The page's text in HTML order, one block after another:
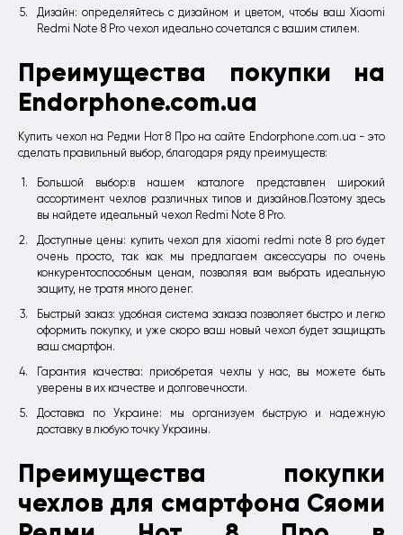
Дизайн: определяйтесь с дизайном и цветом, чтобы ваш Xiaomi
Redmi Note 8 Pro чехол идеально сочетался с вашим стилем.
Преимущества покупки на
Endorphone.com.ua
Купить чехол на Редми Нот 8 Про на сайте Endorphone.com.ua - это
сделать правильный выбор, благодаря ряду преимуществ:
Большой выбор:в нашем каталоге представлен широкий
ассортимент чехлов различных типов и дизайнов.Поэтому здесь
вы найдете идеальный чехол Redmi Note 8 Pro.
Доступные цены: купить чехол для xiaomi redmi note 8 pro будет
очень просто, так как мы предлагаем аксессуары по очень
конкурентоспособным ценам, позволяя вам выбрать идеальную
защиту, не тратя много денег.
Быстрый заказ: удобная система заказа позволяет быстро и легко
оформить покупку, и уже скоро ваш новый чехол будет защищать
ваш смартфон.
Гарантия качества: приобретая чехлы у нас, вы можете быть
уверены в их качестве и долговечности.
Доставка по Украине: мы организуем быструю и надежную
доставку в любую точку Украины.
Преимущества покупки
чехлов для смартфона Сяоми